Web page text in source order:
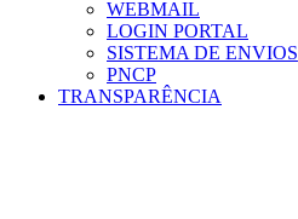
WEBMAIL
LOGIN PORTAL
SISTEMA DE ENVIOS
PNCP
TRANSPARÊNCIA